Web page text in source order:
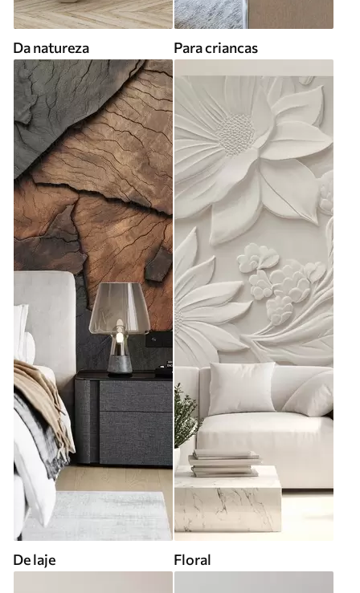
Da natureza Para criancas
De laje Floral